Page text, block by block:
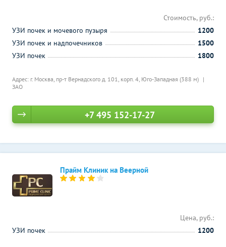
Адрес: г. Москва, пр-т Вернадского д. 101, корп. 4, Юго-Западная (388 м)
ЗАО
Стоимость, руб.:
УЗИ почек и мочевого пузыря
1200
УЗИ почек и надпочечников
1500
УЗИ почек
1800
+7 495 152-17-27
Прайм Клиник на Веерной
Цена, руб.:
УЗИ почек
1200